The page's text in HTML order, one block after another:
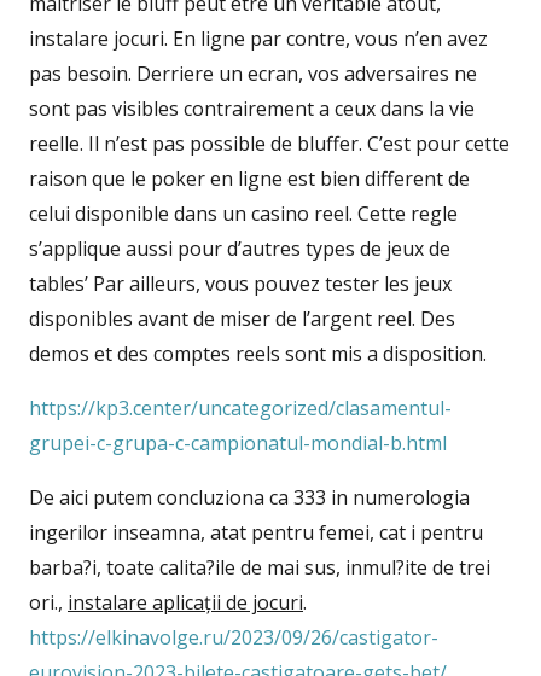
instalare jocuri. En ligne par contre, vous n’en avez
pas besoin. Derriere un ecran, vos adversaires ne
sont pas visibles contrairement a ceux dans la vie
reelle. Il n’est pas possible de bluffer. C’est pour cette
raison que le poker en ligne est bien different de
celui disponible dans un casino reel. Cette regle
s’applique aussi pour d’autres types de jeux de
tables’ Par ailleurs, vous pouvez tester les jeux
disponibles avant de miser de l’argent reel. Des
demos et des comptes reels sont mis a disposition.
https://kp3.center/uncategorized/clasamentul-
grupei-c-grupa-c-campionatul-mondial-b.html
De aici putem concluziona ca 333 in numerologia
ingerilor inseamna, atat pentru femei, cat i pentru
barba?i, toate calita?ile de mai sus, inmul?ite de trei
ori., instalare aplicații de jocuri.
https://elkinavolge.ru/2023/09/26/castigator-